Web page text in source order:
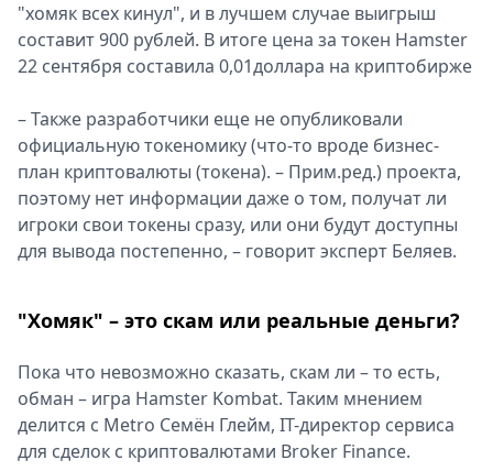
"хомяк всех кинул", и в лучшем случае выигрыш
составит 900 рублей. В итоге цена за токен Hamster
22 сентября составила 0,01доллара на криптобирже
– Также разработчики еще не опубликовали
официальную токеномику (что-то вроде бизнес-
план криптовалюты (токена). – Прим.ред.) проекта,
поэтому нет информации даже о том, получат ли
игроки свои токены сразу, или они будут доступны
для вывода постепенно, – говорит эксперт Беляев.
"Хомяк" – это скам или реальные деньги?
Пока что невозможно сказать, скам ли – то есть,
обман – игра Hamster Kombat. Таким мнением
делится с Metro Семён Глейм, IT-директор сервиса
для сделок с криптовалютами Broker Finance.